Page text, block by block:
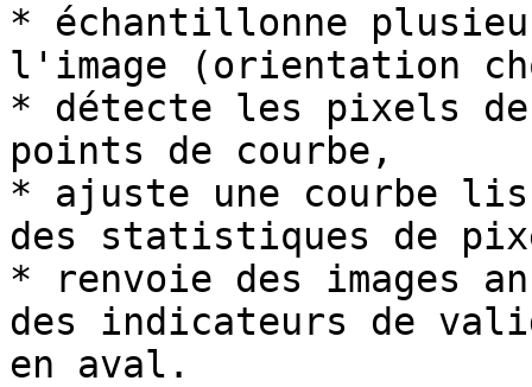
* échantillonne
l'image (orientation
* détecte les pixels
points de courbe,
* ajuste une courbe
des statistiques de
* renvoie des images
des indicateurs de
en aval.